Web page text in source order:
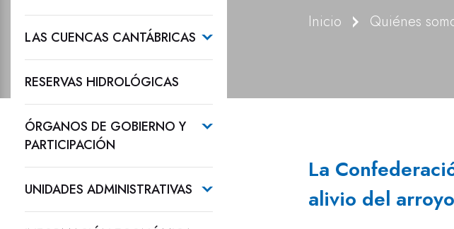
Inicio Quiénes
LAS CUENCAS CANTÁBRICAS
RESERVAS HIDROLÓGICAS
ÓRGANOS DE GOBIERNO Y
PARTICIPACIÓN
UNIDADES ADMINISTRATIVAS
La
alivio del